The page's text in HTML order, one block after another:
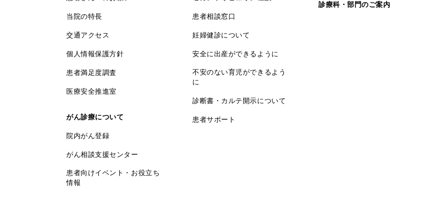
当院の特長
交通アクセス
個人情報保護方針
患者満足度調査
医療安全推進室
がん診療について
院内がん登録
がん相談支援センター
患者向けイベント・お役立ち
情報
患者相談窓口
妊婦健診について
安全に出産ができるように
不安のない育児ができるよう
に
診断書・カルテ開示について
患者サポート
診療科・部門のご案内